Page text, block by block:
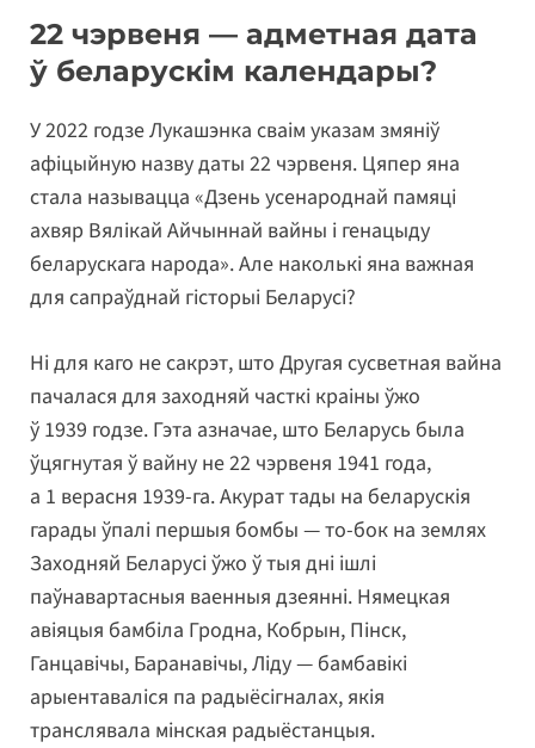
22 чэрвеня — адметная дата
ў беларускім календары?
У 2022 годзе Лукашэнка сваім указам змяніў
афіцыйную назву даты 22 чэрвеня. Цяпер яна
стала называцца «Дзень усенароднай памяці
ахвяр Вялікай Айчыннай вайны і генацыду
беларускага народа». Але наколькі яна важная
для сапраўднай гісторыі Беларусі?
Ні для каго не сакрэт, што Другая сусветная вайна
пачалася для заходняй часткі краіны ўжо
ў 1939 годзе. Гэта азначае, што Беларусь была
ўцягнутая ў вайну не 22 чэрвеня 1941 года,
а 1 верасня 1939-га. Акурат тады на беларускія
гарады ўпалі першыя бомбы — то-бок на землях
Заходняй Беларусі ўжо ў тыя дні ішлі
паўнавартасныя ваенныя дзеянні. Нямецкая
авіяцыя бамбіла Гродна, Кобрын, Пінск,
Ганцавічы, Баранавічы, Ліду — бамбавікі
арыентаваліся па радыёсігналах, якія
транслявала мінская радыёстанцыя.